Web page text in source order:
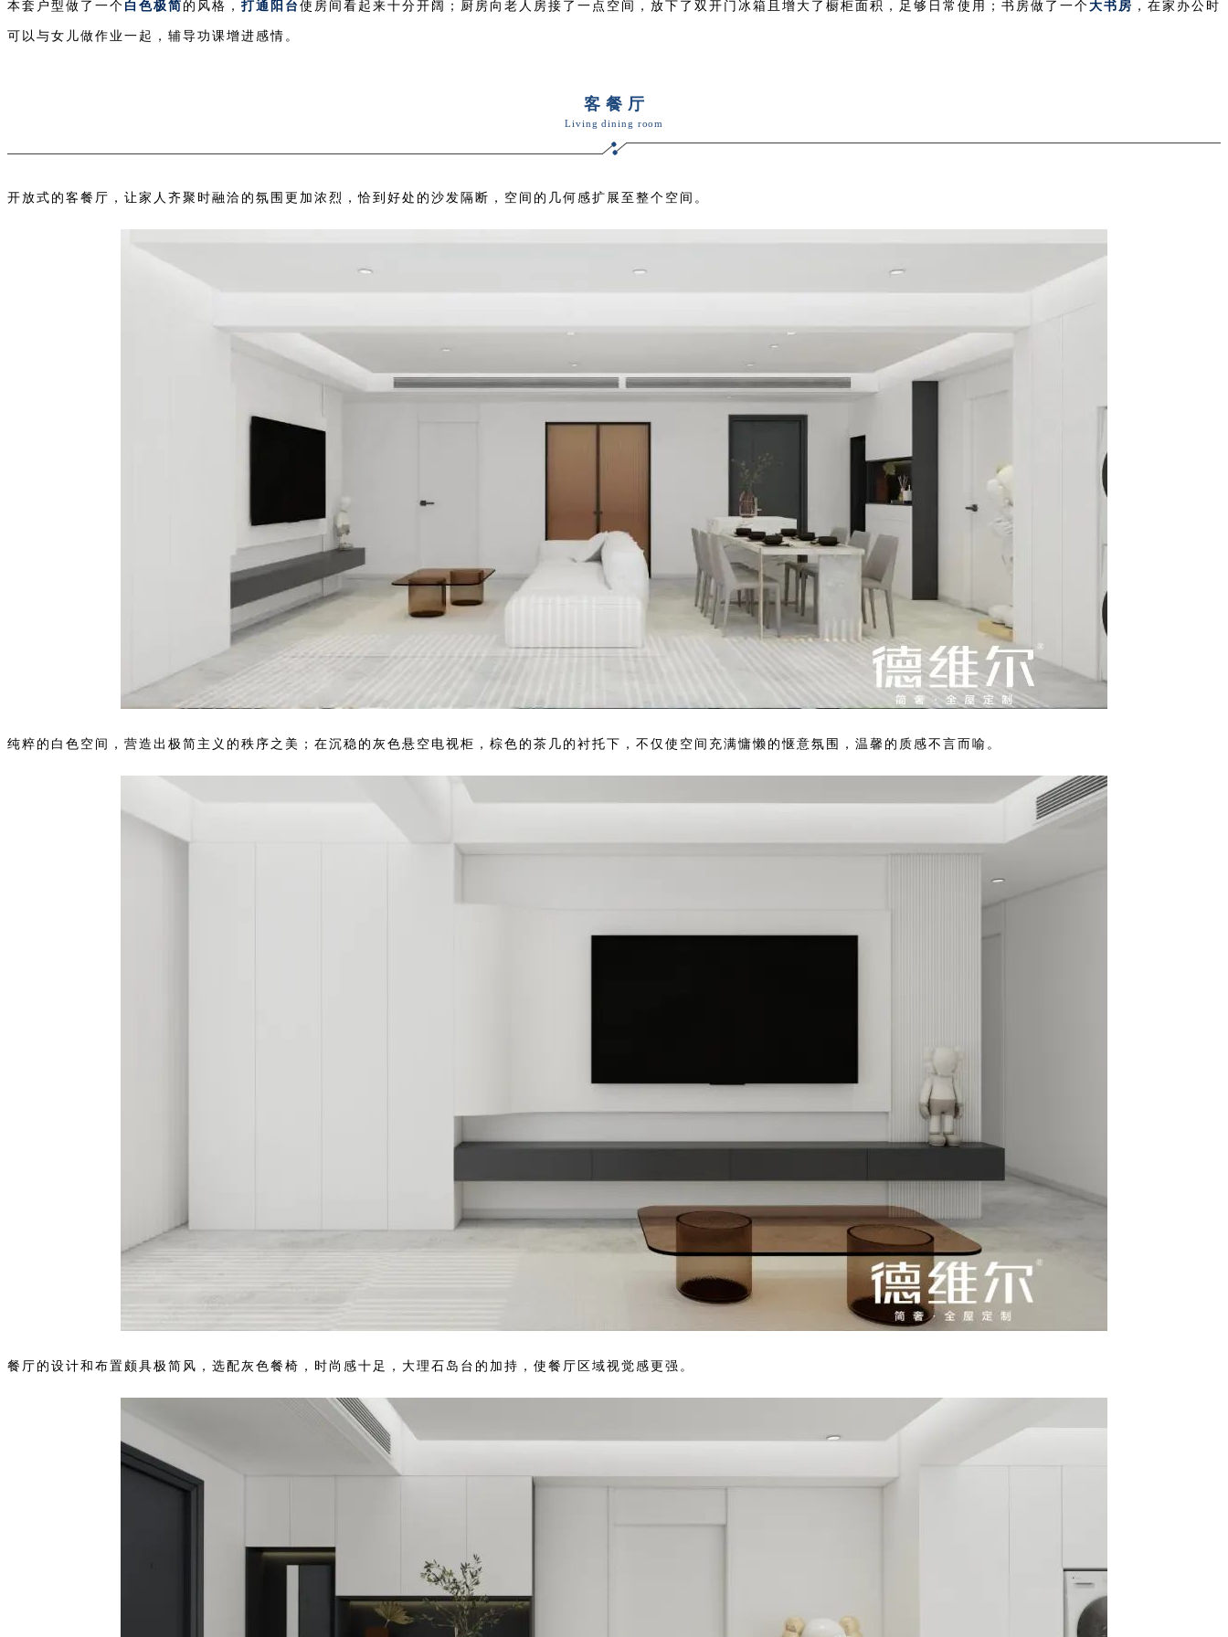
本套户型做了一个 白色极简 的风格， 打通阳台 使房间看起来十分开阔；厨房向老人房接了一点空间，放下了双开门冰箱且增大了橱柜面积，足够日常使用；书房做了一个大书房 ，在家办公时
可以与女儿做作业一起，辅导功课增进感情。
客 餐 厅
Living dining room
开放式的客餐厅，让家人齐聚时融洽的氛围更加浓烈，恰到好处的沙发隔断，空间的几何感扩展至整个空间。
纯粹的白色空间，营造出极简主义的秩序之美；在沉稳的灰色悬空电视柜，棕色的茶几的衬托下，不仅使空间充满慵懒的惬意氛围，温馨的质感不言而喻。
餐厅的设计和布置颇具极简风，选配灰色餐椅，时尚感十足，大理石岛台的加持，使餐厅区域视觉感更强。